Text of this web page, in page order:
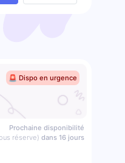
🚨 Dispo en urgence
Prochaine disponibilité
réserve) dans 16 jours